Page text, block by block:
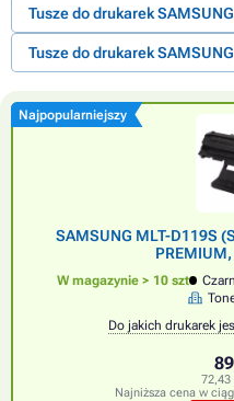
Tusze do drukarek SAMSUNG
Tusze do drukarek
Najpopularniejszy
SAMSUNG MLT-D119S
W magazynie > 10 szt
Do jakich drukarek
72,43
Najniższa cena w